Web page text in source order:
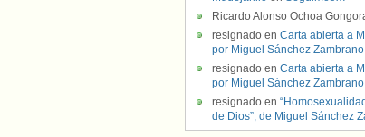
Ricardo Alonso Ochoa
resignado en Carta abierta a
por Miguel Sánchez
resignado en Carta abierta a
por Miguel Sánchez
resignado en
de Dios”, de Miguel Sánchez